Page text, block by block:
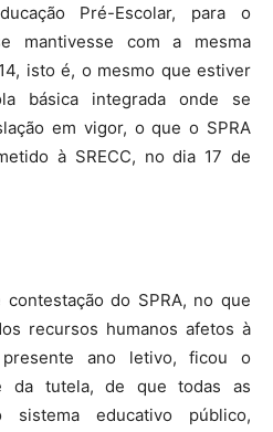
Pré-Escolar, para o
mantivesse com a mesma
isto é, o mesmo que estiver
básica integrada onde se
em vigor, o que o SPRA
à SRECC, no dia 17 de
do SPRA, no que
recursos humanos afetos à
presente ano letivo, ficou o
da tutela, de que todas as
educativo público,